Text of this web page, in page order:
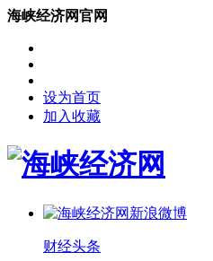
海峡经济网官网
设为首页
加入收藏
财经头条